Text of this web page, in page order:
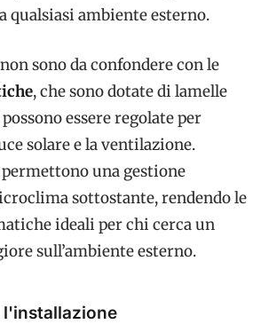
qualsiasi ambiente esterno.
sono da confondere con le
, che sono dotate di lamelle
essere regolate per
solare e la ventilazione.
una gestione
sottostante, rendendo le
ideali per chi cerca un
sull’ambiente esterno.
l'installazione